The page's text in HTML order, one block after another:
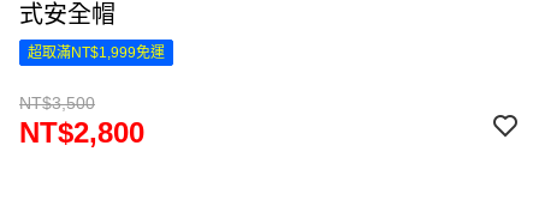
式安全帽
超取滿NT$1,999免運
NT$3,500
NT$2,800